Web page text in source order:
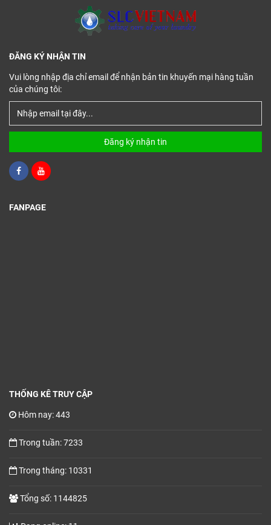
ĐĂNG KÝ NHẬN TIN
Vui lòng nhập địa chỉ email để nhận bản tin khuyến mại hàng tuần
của chúng tôi:
Đăng ký nhận tin
FANPAGE
THỐNG KÊ TRUY CẬP
Hôm nay: 443
Trong tuần: 7233
Trong tháng: 10331
Tổng số: 1144825